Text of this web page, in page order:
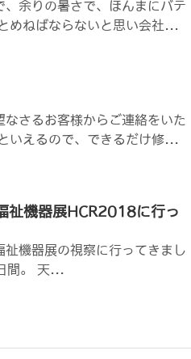
余りの暑さで、ほんまにバテ
めねばならないと思い会社...
さるお客様からご連絡をいた
いえるので、できるだけ修...
祉機器展HCR2018に行っ
機器展の視察に行ってきまし
間。 天...